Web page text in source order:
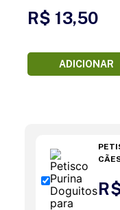
R$ 13,50
ADICIONAR